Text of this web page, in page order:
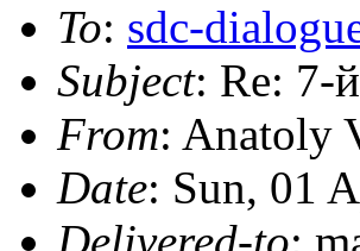
To: sdc-
Subject: Re: 7-
From: Anatoly
Date: Sun, 01